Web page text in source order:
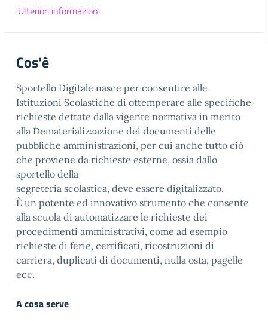
Ulteriori informazioni
Cos'è
Sportello Digitale nasce per consentire alle
Istituzioni Scolastiche di ottemperare alle specifiche
richieste dettate dalla vigente normativa in merito
alla Dematerializzazione dei documenti delle
pubbliche amministrazioni, per cui anche tutto ciò
che proviene da richieste esterne, ossia dallo
sportello della
segreteria scolastica, deve essere digitalizzato.
È un potente ed innovativo strumento che consente
alla scuola di automatizzare le richieste dei
procedimenti amministrativi, come ad esempio
richieste di ferie, certificati, ricostruzioni di
carriera, duplicati di documenti, nulla osta, pagelle
ecc.
A cosa serve